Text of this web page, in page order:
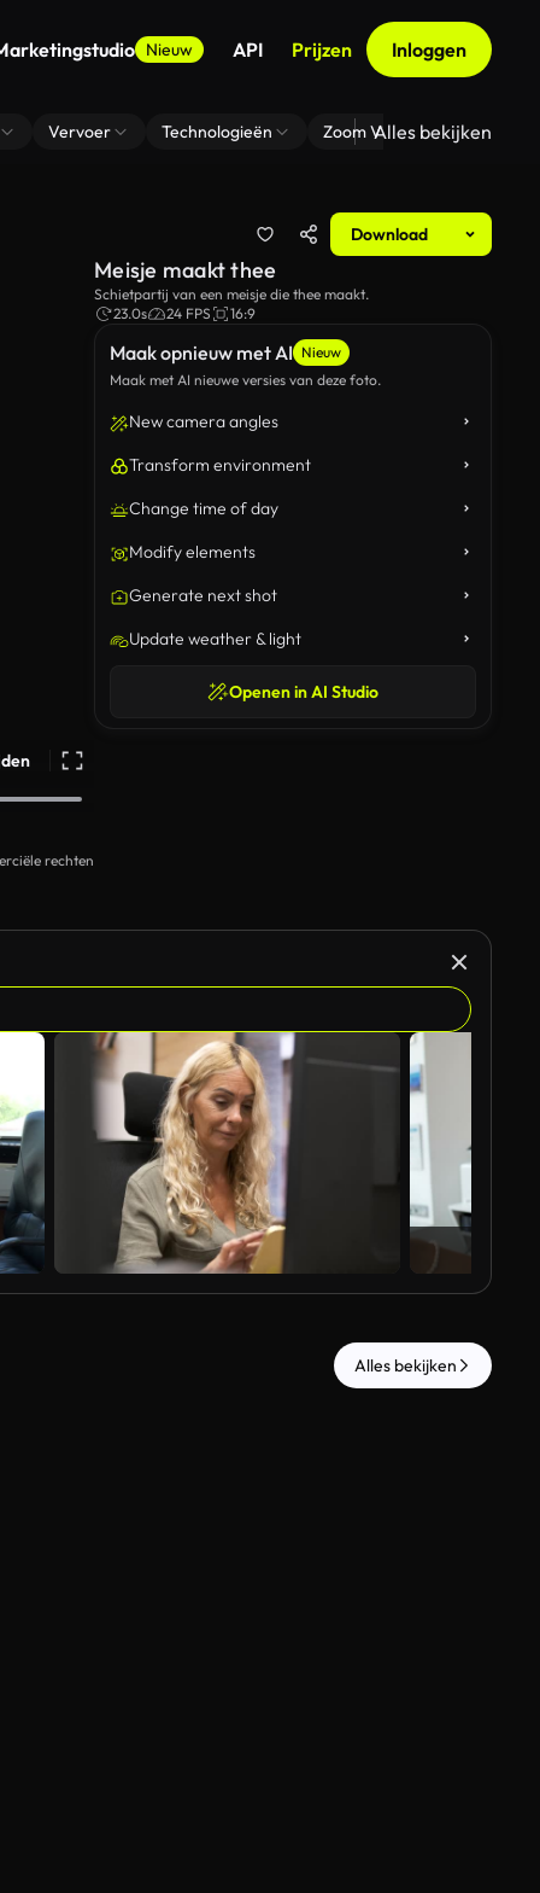
Nieuw API Prijzen Inloggen
Vervoer Technologieën Zoom Virtuele
Alles bekijken
Download
rechten
Maak opnieuw met AI Nieuw
Maak met AI nieuwe versies van deze foto.
New camera angles
Transform environment
Change time of day
Modify elements
Generate next shot
Update weather & light
Openen in AI Studio
Meisje maakt thee
Schietpartij van een meisje die thee maakt.
23.0s
24 FPS 16:9
Alles bekijken